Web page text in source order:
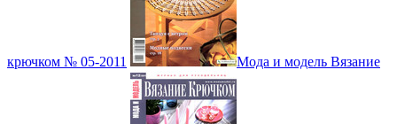
крючком № 05-2011 Мода и модель Вязание